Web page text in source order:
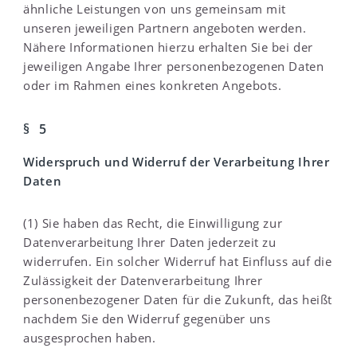
ähnliche Leistungen von uns gemeinsam mit
unseren jeweiligen Partnern angeboten werden.
Nähere Informationen hierzu erhalten Sie bei der
jeweiligen Angabe Ihrer personenbezogenen Daten
oder im Rahmen eines konkreten Angebots.
§ 5
Widerspruch und Widerruf der Verarbeitung Ihrer
Daten
(1) Sie haben das Recht, die Einwilligung zur
Datenverarbeitung Ihrer Daten jederzeit zu
widerrufen. Ein solcher Widerruf hat Einfluss auf die
Zulässigkeit der Datenverarbeitung Ihrer
personenbezogener Daten für die Zukunft, das heißt
nachdem Sie den Widerruf gegenüber uns
ausgesprochen haben.